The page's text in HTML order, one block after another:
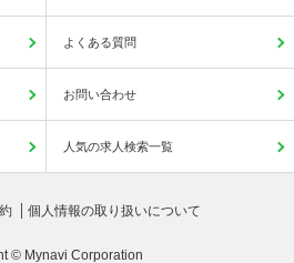
よくある質問
お問い合わせ
人気の求人検索一覧
個人情報の取り扱いについて
© Mynavi Corporation